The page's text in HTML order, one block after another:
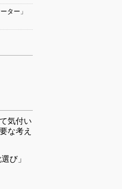
ター」
気付い
な考え
び」